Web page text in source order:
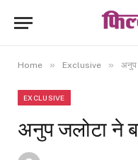
Home » Exclusive » अनुप
EXCLUSIVE
अनुप जलोटा ने